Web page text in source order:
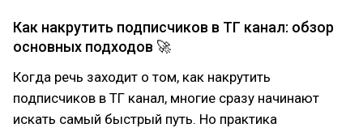
Как накрутить подписчиков в ТГ канал: обзор
основных подходов 🚀
Когда речь заходит о том, как накрутить
подписчиков в ТГ канал, многие сразу начинают
искать самый быстрый путь. Но практика